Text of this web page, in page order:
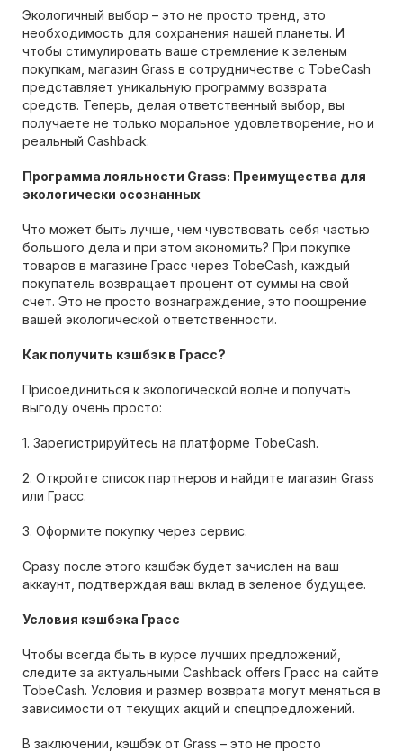
Экологичный выбор – это не просто тренд, это
необходимость для сохранения нашей планеты. И
чтобы стимулировать ваше стремление к зеленым
покупкам, магазин Grass в сотрудничестве с TobeCash
представляет уникальную программу возврата
средств. Теперь, делая ответственный выбор, вы
получаете не только моральное удовлетворение, но и
реальный Cashback.
Программа лояльности Grass: Преимущества для
экологически осознанных
Что может быть лучше, чем чувствовать себя частью
большого дела и при этом экономить? При покупке
товаров в магазине Грасс через TobeCash, каждый
покупатель возвращает процент от суммы на свой
счет. Это не просто вознаграждение, это поощрение
вашей экологической ответственности.
Как получить кэшбэк в Грасс?
Присоединиться к экологической волне и получать
выгоду очень просто:
1. Зарегистрируйтесь на платформе TobeCash.
2. Откройте список партнеров и найдите магазин Grass
или Грасс.
3. Оформите покупку через сервис.
Сразу после этого кэшбэк будет зачислен на ваш
аккаунт, подтверждая ваш вклад в зеленое будущее.
Условия кэшбэка Грасс
Чтобы всегда быть в курсе лучших предложений,
следите за актуальными Cashback offers Грасс на сайте
TobeCash. Условия и размер возврата могут меняться в
зависимости от текущих акций и спецпредложений.
В заключении, кэшбэк от Grass – это не просто